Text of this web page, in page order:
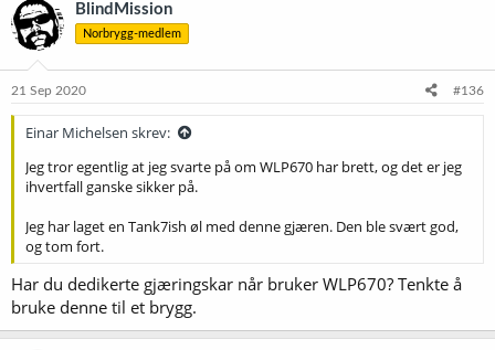
BlindMission
Norbrygg-medlem
21 Sep 2020 #136
Einar Michelsen skrev:
Jeg tror egentlig at jeg svarte på om WLP670 har brett, og det er jeg
ihvertfall ganske sikker på.
Jeg har laget en Tank7ish øl med denne gjæren. Den ble svært god,
og tom fort.
Har du dedikerte gjæringskar når bruker WLP670? Tenkte å
bruke denne til et brygg.